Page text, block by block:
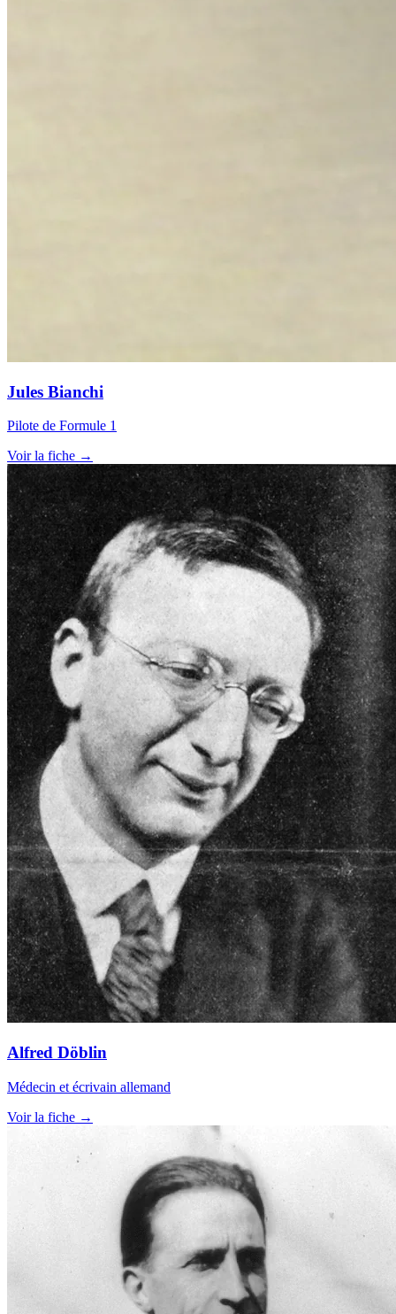
Jules Bianchi
Pilote de Formule 1
Voir la fiche →
Alfred Döblin
Médecin et écrivain allemand
Voir la fiche →